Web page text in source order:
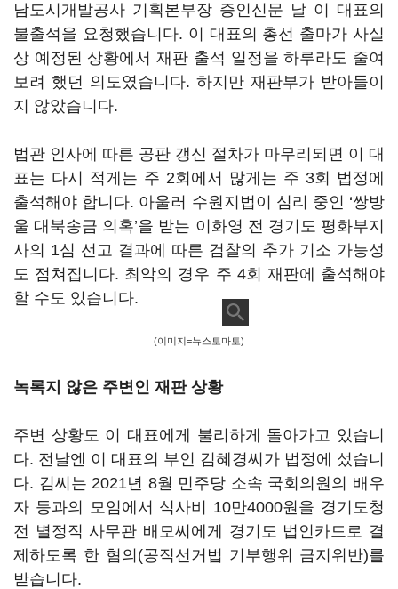
남도시개발공사 기획본부장 증인신문 날 이 대표의
불출석을 요청했습니다. 이 대표의 총선 출마가 사실
상 예정된 상황에서 재판 출석 일정을 하루라도 줄여
보려 했던 의도였습니다. 하지만 재판부가 받아들이
지 않았습니다.
법관 인사에 따른 공판 갱신 절차가 마무리되면 이 대
표는 다시 적게는 주 2회에서 많게는 주 3회 법정에
출석해야 합니다. 아울러 수원지법이 심리 중인 ‘쌍방
울 대북송금 의혹’을 받는 이화영 전 경기도 평화부지
사의 1심 선고 결과에 따른 검찰의 추가 기소 가능성
도 점쳐집니다. 최악의 경우 주 4회 재판에 출석해야
할 수도 있습니다.
(이미지=뉴스토마토)
녹록지 않은 주변인 재판 상황
주변 상황도 이 대표에게 불리하게 돌아가고 있습니
다. 전날엔 이 대표의 부인 김혜경씨가 법정에 섰습니
다. 김씨는 2021년 8월 민주당 소속 국회의원의 배우
자 등과의 모임에서 식사비 10만4000원을 경기도청
전 별정직 사무관 배모씨에게 경기도 법인카드로 결
제하도록 한 혐의(공직선거법 기부행위 금지위반)를
받습니다.